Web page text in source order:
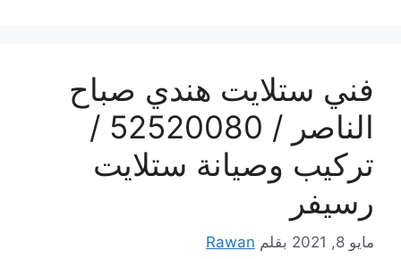
فني ستلايت هندي صباح
الناصر / 52520080 /
تركيب وصيانة ستلايت
رسيفر
مايو 8, 2021 بقلم Rawan